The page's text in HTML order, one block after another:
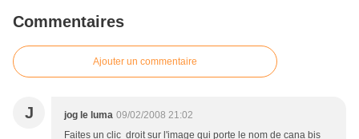
Commentaires
Ajouter un commentaire
J jog le luma 09/02/2008 21:02
Faites un clic droit sur l'image qui porte le nom de cana bis